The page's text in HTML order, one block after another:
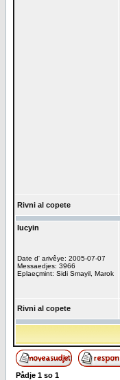
Rivni al copete
lucyin
Date d' arivêye: 2005-07-07
Messaedjes: 3966
Eplaeçmint: Sidi Smayil, Marok
Rivni al copete
Pådje 1 so 1